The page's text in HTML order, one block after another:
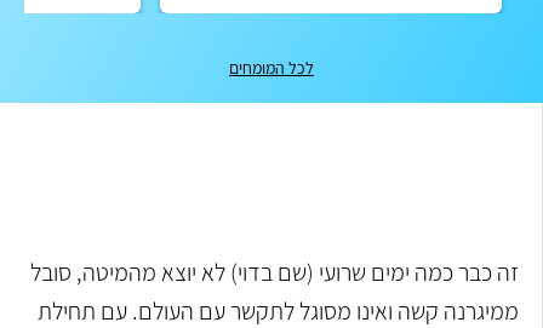
לכל המומחים
זה כבר כמה ימים שרועי (שם בדוי) לא יוצא מהמיטה, סובל
ממיגרנה קשה ואינו מסוגל לתקשר עם העולם. עם תחילת